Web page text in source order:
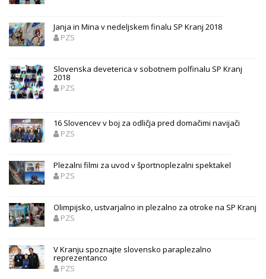
Janja in Mina v nedeljskem finalu SP Kranj 2018
PZS
Slovenska deveterica v sobotnem polfinalu SP Kranj
2018
PZS
16 Slovencev v boj za odličja pred domačimi navijači
PZS
Plezalni filmi za uvod v športnoplezalni spektakel
PZS
Olimpijsko, ustvarjalno in plezalno za otroke na SP Kranj
PZS
V Kranju spoznajte slovensko paraplezalno
reprezentanco
PZS